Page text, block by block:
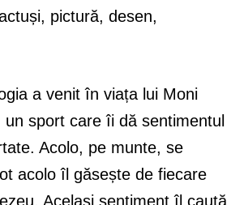
pictură, desen,
a venit în viața lui Moni
un sport care îi dă sentimentul
Acolo, pe munte, se
acolo îl găsește de fiecare
Același sentiment îl caută